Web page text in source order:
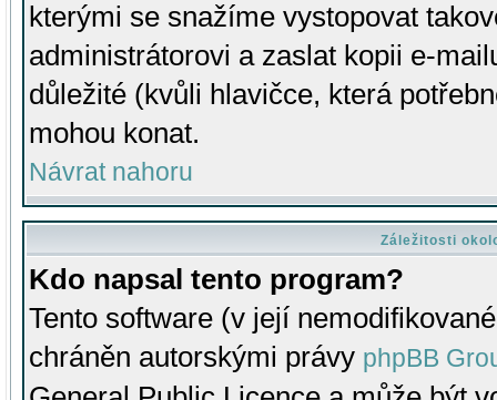
kterými se snažíme vystopovat
administrátorovi a zaslat kopii e-
důležité (kvůli hlavičce, která
mohou konat.
Návrat nahoru
Záležitosti
Kdo napsal tento program?
Tento software (v její
chráněn autorskými právy phpBB